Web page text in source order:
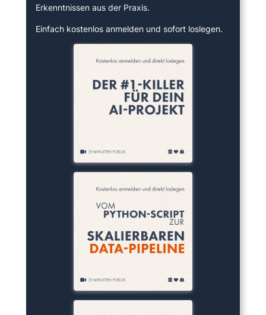
Erkenntnissen aus der Praxis.
Einfach kostenlos anmelden und sofort loslegen.